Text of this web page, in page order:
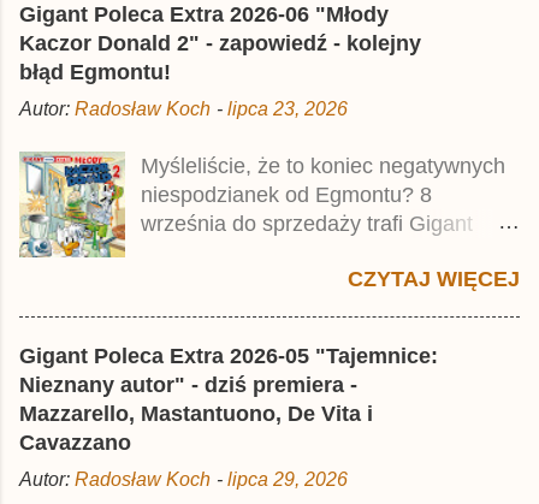
wynosi 49,99 zł i zamówicie go także z
rabatem na Egmont.pl . Za przekład
odpowiadał Jacek Drewnowski.
Publikacja jest przedrukiem drugiego
Taschenbuch Phantomias Collection ,
który trafił do sprzedaży pod koniec
2025 roku.
Gigant Poleca Extra 2026-06 "Młody
Kaczor Donald 2" - zapowiedź - kolejny
błąd Egmontu!
Autor: Radosław Koch - lipca 23, 2026
Myśleliście, że to koniec negatywnych
niespodzianek od Egmontu? 8
września do sprzedaży trafi Gigant
Jednak wbrew temu, na co wskazuje
młodego Kaczora Donalda i jego
przyjaciół, lecz prawdopodobnie znajdą
się tam opowieści z wydań 9-10 .
kosztowała 37,99 zł. W środku znajdą
CZYTAJ WIĘCEJ
Gigant Poleca Extra 2026-05 "Tajemnice:
Nieznany autor" - dziś premiera -
Mazzarello, Mastantuono, De Vita i
Cavazzano
Autor: Radosław Koch - lipca 29, 2026